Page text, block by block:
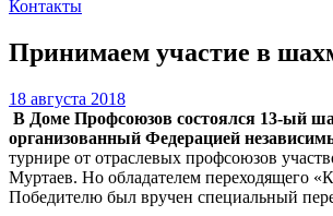
Контакты
Принимаем участие в
18 августа 2018
В Доме Профсоюзов состоялся 13-ый
организованный Федерацией
турнире от отраслевых профсоюзов
Муртаев. Но обладателем переходящего
Победителю был вручен специальный